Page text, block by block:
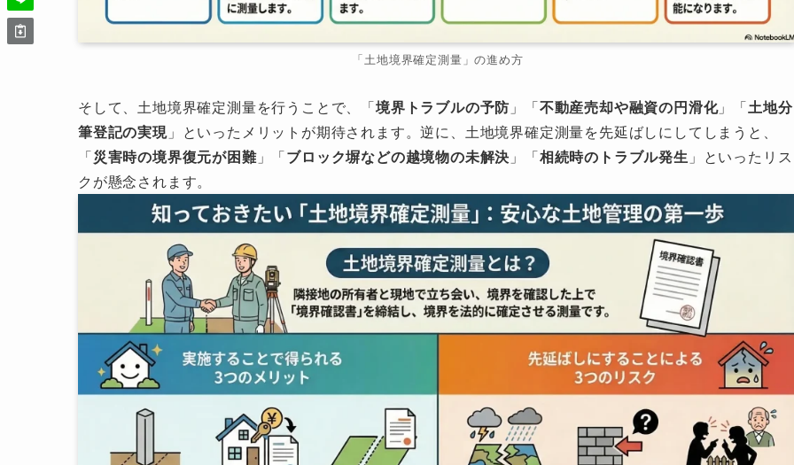
「土地境界確定測量」の進め方
そして、土地境界確定測量を行うことで、「境界トラブルの予防 」「不動産売却や融資の円滑化」「土地分
筆登記の実現」といったメリットが期待されます。逆に、土地境界確定測量を先延ばしにしてしまうと、
「災害時の境界復元が困難」「ブロック塀などの越境物の未解決 」「相続時のトラブル発生 」といったリス
クが懸念されます。